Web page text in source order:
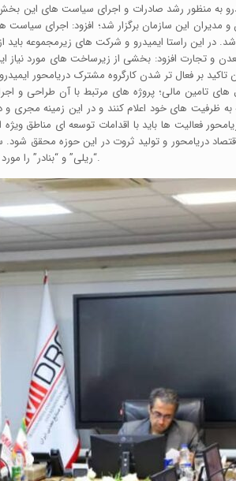
به منظور رشد صادرات و اجرای سیاست های
و مدیران این سازمان برگزار شد؛ افزود: اجرای
در این راستا ایمیدرو و شرکت های زیرمجموعه
و تجارت افزود: بخشی از زیرساخت های مورد نیاز
تاکید بر فعال تر شدن کارگروه مشترک دریامحور
تامین مالی؛ پروژه های مرتبط با آن طراحی و
ظرفیت های خود اعلام کنند و در این زمینه مجری
فعالیت ها باید با اقدامات توسعه ای
اقتصاد دریامحور و تولید ثروت در این حوزه محقق
“ریلی” و “بنادر” را مورد توجه قرار داد. *در این نشست، مهندس فتاحی مدیرعامل منطقه ویژه اقتصادی لامرد نیز حضور داشتند.